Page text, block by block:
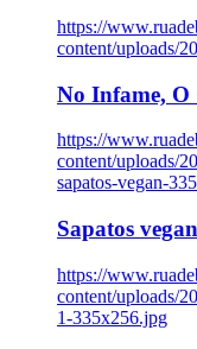
https://
content/uploads/
No Infame, O
https://
content/uploads/
sapatos-vegan-
Sapatos
https://
content/uploads/
1-335x256.jpg